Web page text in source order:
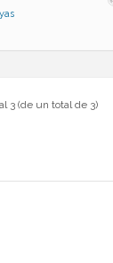
3 (de un total de 3)